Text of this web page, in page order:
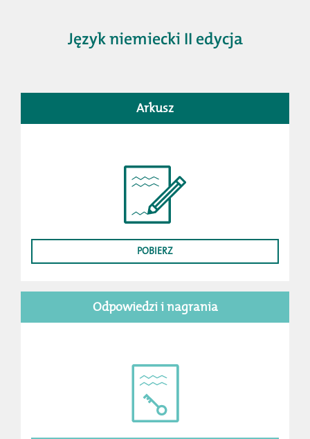
Język niemiecki II edycja
Arkusz
POBIERZ
Odpowiedzi i nagrania